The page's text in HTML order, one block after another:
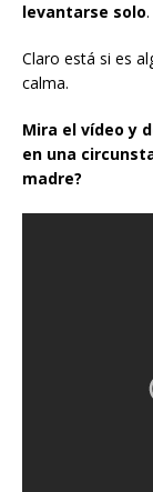
levantarse solo
Claro está si es
calma.
Mira el vídeo y
en una
madre?